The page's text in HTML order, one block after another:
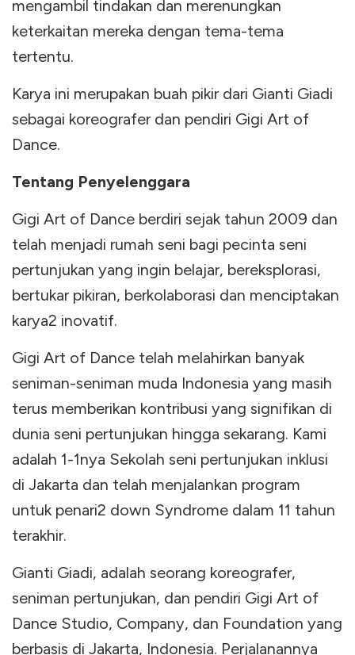
mengambil tindakan dan merenungkan
keterkaitan mereka dengan tema-tema
tertentu.
Karya ini merupakan buah pikir dari Gianti Giadi
sebagai koreografer dan pendiri Gigi Art of
Dance.
Tentang Penyelenggara
Gigi Art of Dance berdiri sejak tahun 2009 dan
telah menjadi rumah seni bagi pecinta seni
pertunjukan yang ingin belajar, bereksplorasi,
bertukar pikiran, berkolaborasi dan menciptakan
karya2 inovatif.
Gigi Art of Dance telah melahirkan banyak
seniman-seniman muda Indonesia yang masih
terus memberikan kontribusi yang signifikan di
dunia seni pertunjukan hingga sekarang. Kami
adalah 1-1nya Sekolah seni pertunjukan inklusi
di Jakarta dan telah menjalankan program
untuk penari2 down Syndrome dalam 11 tahun
terakhir.
Gianti Giadi, adalah seorang koreografer,
seniman pertunjukan, dan pendiri Gigi Art of
Dance Studio, Company, dan Foundation yang
berbasis di Jakarta, Indonesia. Perjalanannya